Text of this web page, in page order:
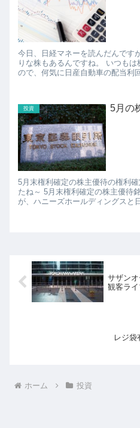
今日、日経マネーを読んだんです
りな株もあるんですね。 いつもは株主優待銘柄ばっかりみていた
ので、何気に日産自動車の配当利
投資 5月の
5月末権利確定の株主優待の権利
たね～ 5月末権利確定の株主優待銘柄ってそんなに多くないんです
が、ハニーズホールディングスと
サザン
観客ラ
レジ袋
ホーム 投資